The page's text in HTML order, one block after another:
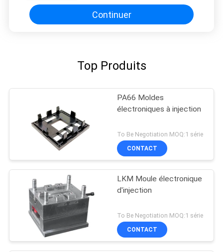
Continuer
Top Produits
PA66 Moldes
électroniques à injection
To Be Negotiation MOQ:1 série
CONTACT
LKM Moule électronique
d'injection
To Be Negotiation MOQ:1 série
CONTACT